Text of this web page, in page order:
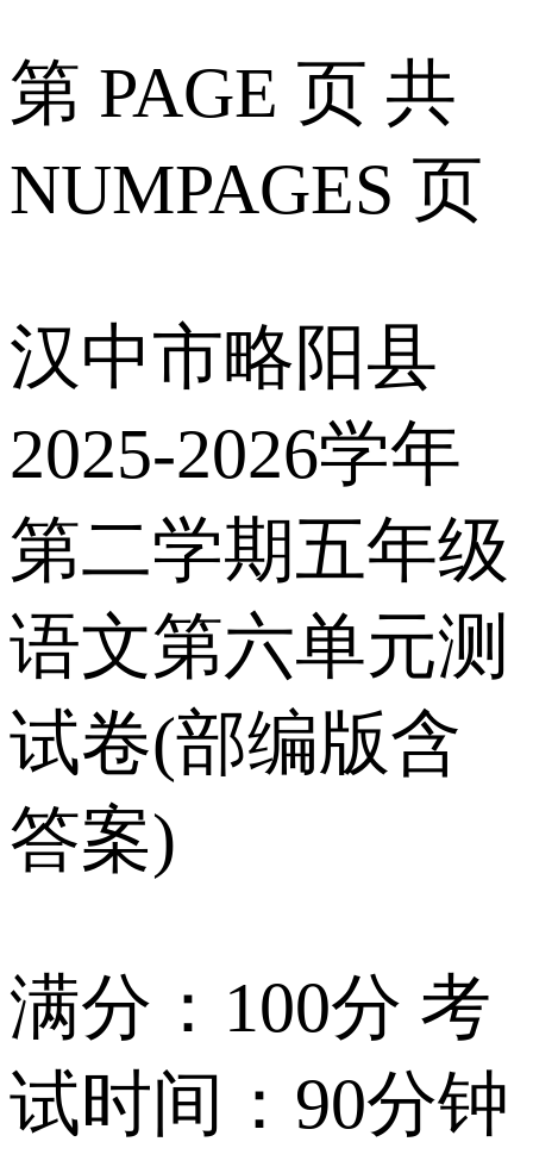
第 PAGE 页 共
NUMPAGES 页
汉中市略阳县
2025-2026学年
第二学期五年级
语文第六单元测
试卷(部编版含
答案)
满分：100分 考
试时间：90分钟